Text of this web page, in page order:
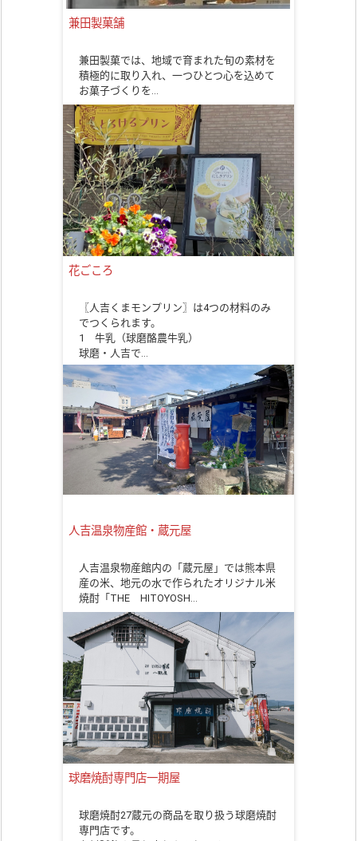
兼田製菓舗
兼田製菓では、地域で育まれた旬の素材を
積極的に取り入れ、一つひとつ心を込めて
お菓子づくりを…
花ごころ
〖人吉くまモンプリン〗は4つの材料のみ
でつくられます。
1 牛乳（球磨酪農牛乳）
球磨・人吉で…
人吉温泉物産館・蔵元屋
人吉温泉物産館内の「蔵元屋」では熊本県
産の米、地元の水で作られたオリジナル米
焼酎「THE HITOYOSH…
球磨焼酎専門店一期屋
球磨焼酎27蔵元の商品を取り扱う球磨焼酎
専門店です。